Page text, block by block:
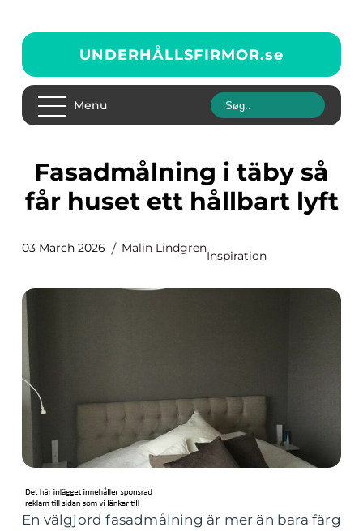
UNDERHÅLLSFIRMOR.se
Menu
Fasadmålning i täby så
får huset ett hållbart lyft
03 March 2026 Malin Lindgren
Inspiration
En välgjord fasadmålning är mer än bara färg